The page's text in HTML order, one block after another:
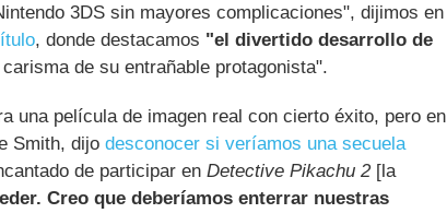
3DS sin mayores complicaciones", dijimos en
, donde destacamos "el divertido desarrollo de
de su entrañable protagonista".
una película de imagen real con cierto éxito, pero en
Smith, dijo desconocer si veríamos una secuela
de participar en Detective Pikachu 2[la
Creo que deberíamos enterrar nuestras